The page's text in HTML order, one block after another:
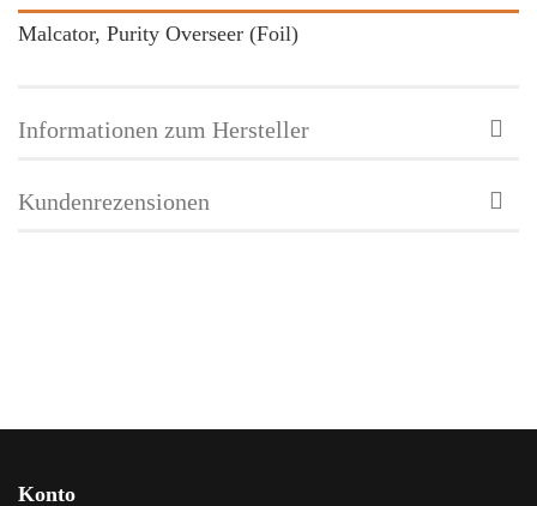
Malcator, Purity Overseer (Foil)
Informationen zum Hersteller
Kundenrezensionen
Konto